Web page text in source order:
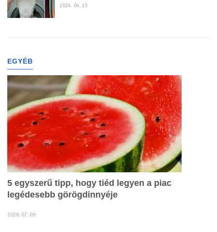
2024. 04. 13
EGYÉB
5 egyszerű tipp, hogy tiéd legyen a piac
legédesebb görögdinnyéje
2026. 07. 09